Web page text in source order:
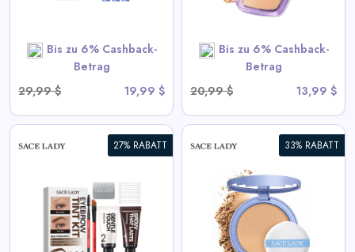
Bis zu 6% Cashback-
Betrag
29,99 $
19,99 $
Bis zu 6% Cashback-
Betrag
20,99 $
13,99 $
SHOP NOW
27% RABATT 33% RABATT
Langanhaltendes
wasserdichtes Gesichtspuder
View All Sace Lady Deals